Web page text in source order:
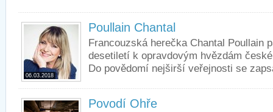
06.03.2018
Poullain Chantal
Francouzská herečka Chantal Poullain
desetiletí k opravdovým hvězdám
Do povědomí nejširší veřejnosti se
Povodí Ohře